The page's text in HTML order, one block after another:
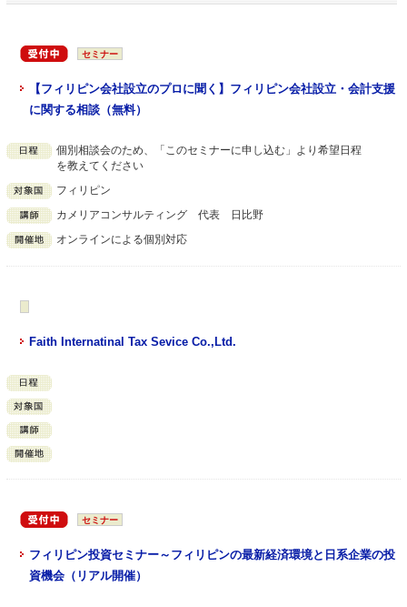
セミナー
【フィリピン会社設立のプロに聞く】フィリピン会社設立・会計支援
に関する相談（無料）
個別相談会のため、「このセミナーに申し込む」より希望日程
を教えてください
フィリピン
カメリアコンサルティング 代表 日比野
オンラインによる個別対応
Faith Internatinal Tax Sevice Co.,Ltd.
セミナー
フィリピン投資セミナー～フィリピンの最新経済環境と日系企業の投
資機会（リアル開催）